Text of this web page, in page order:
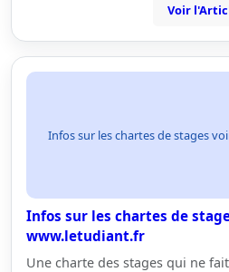
Voir
Infos sur les chartes de stages
Infos sur les chartes de
www.letudiant.fr
Une charte des stages qui ne